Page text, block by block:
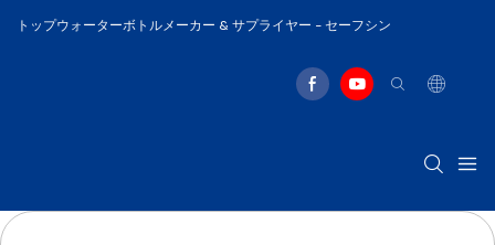
トップウォーターボトルメーカー & サプライヤー - セーフシン